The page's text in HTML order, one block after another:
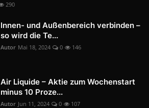
290
Innen- und Außenbereich verbinden –
so wird die Te...
Autor Mai 18, 2024 0 146
Air Liquide – Aktie zum Wochenstart
minus 10 Proze...
Autor Jun 11, 2024 0 107